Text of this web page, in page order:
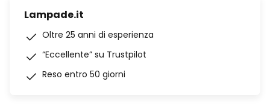
Lampade.it
Oltre 25 anni di esperienza
“Eccellente” su Trustpilot
Reso entro 50 giorni